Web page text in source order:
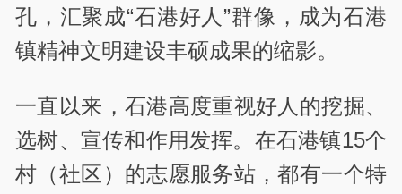
孔，汇聚成“石港好人”群像，成为石港
镇精神文明建设丰硕成果的缩影。
一直以来，石港高度重视好人的挖掘、
选树、宣传和作用发挥。在石港镇15个
村（社区）的志愿服务站，都有一个特